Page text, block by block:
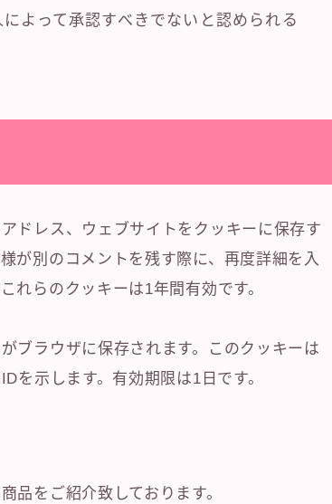
よって承認すべきでないと認められる
ドレス、ウェブサイトをクッキーに保存す
が別のコメントを残す際に、再度詳細を入
れらのクッキーは1年間有効です。
ブラウザに保存されます。このクッキーは
を示します。有効期限は1日です。
品をご紹介致しております。